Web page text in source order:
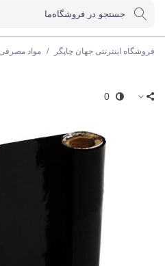
فروشگاه اینترنتی جهان چاپگر / مواد
0